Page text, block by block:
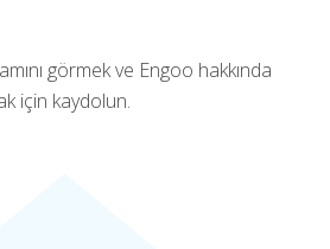
görmek ve Engoo hakkında
için kaydolun.